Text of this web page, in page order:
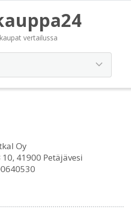
vertailussa
Oy
41900 Petäjävesi